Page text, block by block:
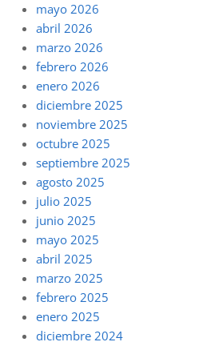
mayo 2026
abril 2026
marzo 2026
febrero 2026
enero 2026
diciembre 2025
noviembre 2025
octubre 2025
septiembre 2025
agosto 2025
julio 2025
junio 2025
mayo 2025
abril 2025
marzo 2025
febrero 2025
enero 2025
diciembre 2024